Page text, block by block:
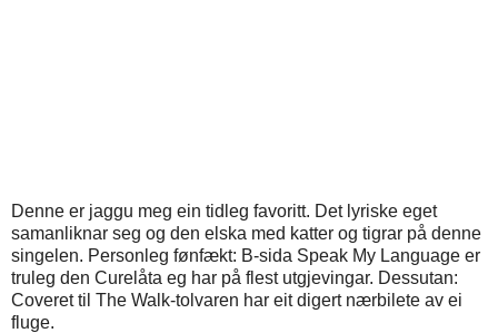
Denne er jaggu meg ein tidleg favoritt. Det lyriske eget
samanliknar seg og den elska med katter og tigrar på denne
singelen. Personleg fønfækt: B-sida Speak My Language er
truleg den Curelåta eg har på flest utgjevingar. Dessutan:
Coveret til The Walk-tolvaren har eit digert nærbilete av ei
fluge.